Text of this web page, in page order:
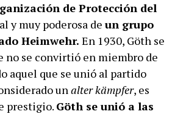
de Protección del
y muy poderosa de un grupo
Heimwehr. En 1930, Göth se
no se convirtió en miembro de
aquel que se unió al partido
unalter kämpfer, es
prestigio. Göth se unió a las